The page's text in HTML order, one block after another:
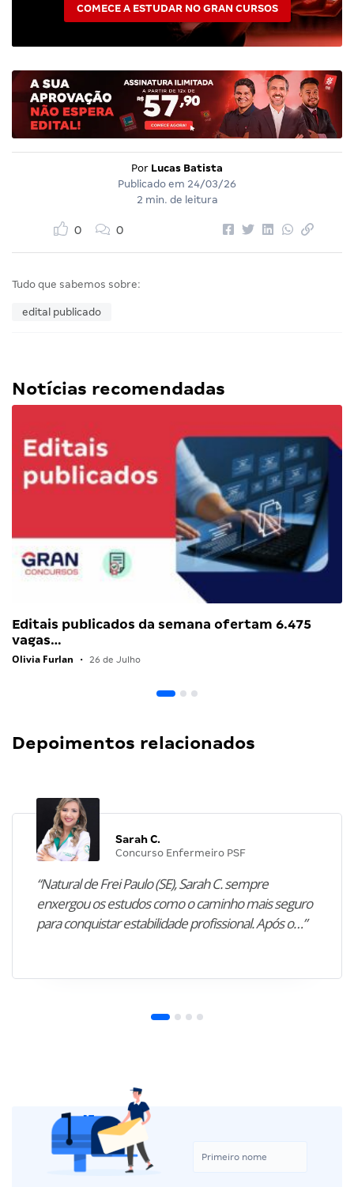
COMECE A ESTUDAR NO GRAN CURSOS
Por Lucas Batista
Publicado em 24/03/26
2 min. de leitura
0 0
Tudo que sabemos sobre:
edital publicado
Notícias recomendadas
Editais publicados da semana ofertam 6.475
vagas…
Olivia Furlan • 26 de Julho
Depoimentos relacionados
Sarah C.
Concurso Enfermeiro PSF
“Natural de Frei Paulo (SE), Sarah C. sempre
enxergou os estudos como o caminho mais seguro
para conquistar estabilidade profissional. Após o…”